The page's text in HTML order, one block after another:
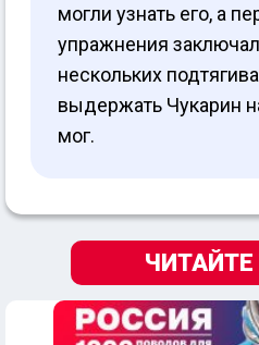
могли узнать его, а
упражнения
нескольких
выдержать Чукарин
мог.